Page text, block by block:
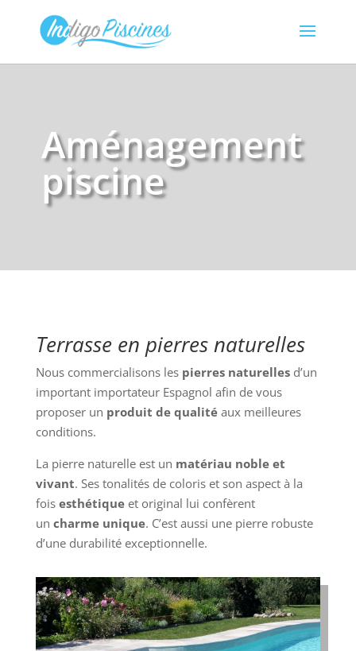
Aménagement
piscine
Terrasse en pierres naturelles
Nous commercialisons les pierres naturelles d’un
important importateur Espagnol afin de vous
proposer un produit de qualité aux meilleures
conditions.
La pierre naturelle est un matériau noble et
vivant. Ses tonalités de coloris et son aspect à la
fois esthétique et original lui confèrent
un charme unique. C’est aussi une pierre robuste
d’une durabilité exceptionnelle.